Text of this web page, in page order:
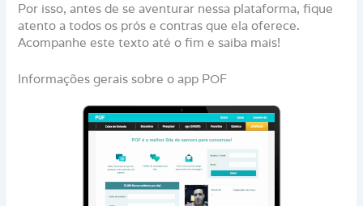
Por isso, antes de se aventurar nessa plataforma, fique
atento a todos os prós e contras que ela oferece.
Acompanhe este texto até o fim e saiba mais!
Informações gerais sobre o app POF